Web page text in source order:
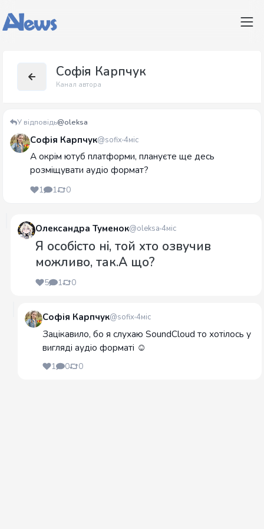
Софія Карпчук
Канал автора
У відповідь@oleksa
Софія Карпчук@sofix 4міс
А окрім ютуб платформи, плануєте ще десь
розміщувати аудіо формат?
1 1 0
Олександра Туменок@oleksa 4міс
Я особісто ні, той хто озвучив
можливо, так.А що?
5 1 0
Софія Карпчук@sofix 4міс
Зацікавило, бо я слухаю SoundCloud то хотілось у
вигляді аудіо форматі ☺️
1 0 0